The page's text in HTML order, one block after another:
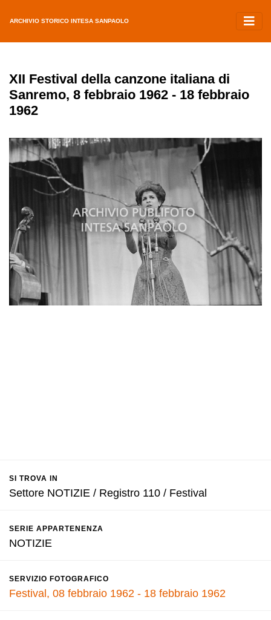
ARCHIVIO STORICO INTESA SANPAOLO
XII Festival della canzone italiana di
Sanremo, 8 febbraio 1962 - 18 febbraio
1962
SI TROVA IN
Settore NOTIZIE / Registro 110 / Festival
SERIE APPARTENENZA
NOTIZIE
SERVIZIO FOTOGRAFICO
Festival, 08 febbraio 1962 - 18 febbraio 1962